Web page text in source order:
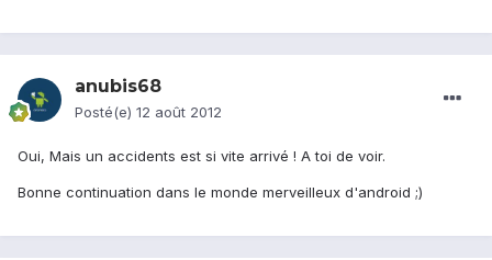
anubis68
Posté(e) 12 août 2012
Oui, Mais un accidents est si vite arrivé ! A toi de voir.
Bonne continuation dans le monde merveilleux d'android ;)